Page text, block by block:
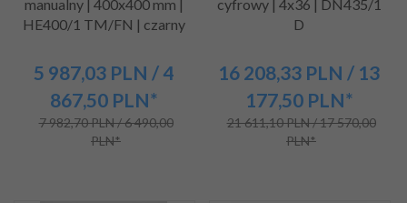
manualny | 400x400 mm |
HE400/1 TM/FN | czarny
5 987,03 PLN / 4
867,50 PLN*
7 982,70 PLN / 6 490,00
PLN*
cyfrowy | 4x36 | DN435/1
D
16 208,33 PLN / 13
177,50 PLN*
21 611,10 PLN / 17 570,00
PLN*